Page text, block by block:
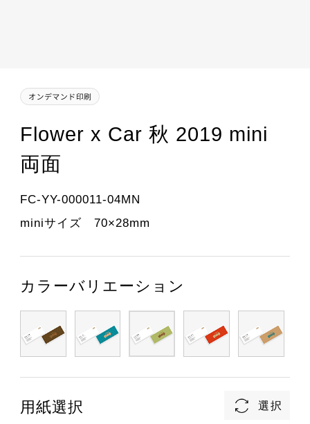
Flower x Car 秋 2019 mini
両面
FC-YY-000011-04MN
miniサイズ 70×28mm
カラーバリエーション
用紙選択